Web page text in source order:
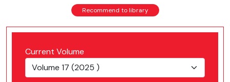
Recommend to library
Current Volume